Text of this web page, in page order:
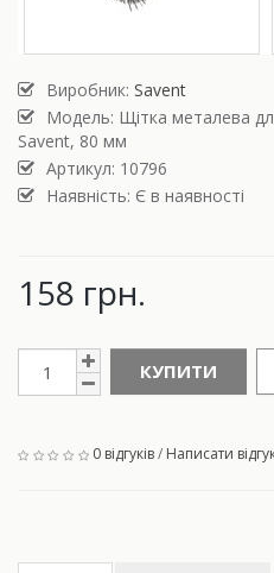
Виробник: Savent
Модель: Щітка металева
Savent, 80 мм
Артикул: 10796
Наявність: Є в наявності
158 грн.
КУПИТИ
0 відгуків/ Написати